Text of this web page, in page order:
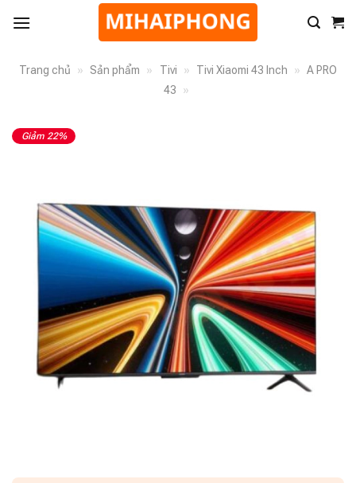
Trang chủ » Sản phẩm » Tivi » Tivi Xiaomi 43 Inch » A PRO
43
»
Giảm 22%